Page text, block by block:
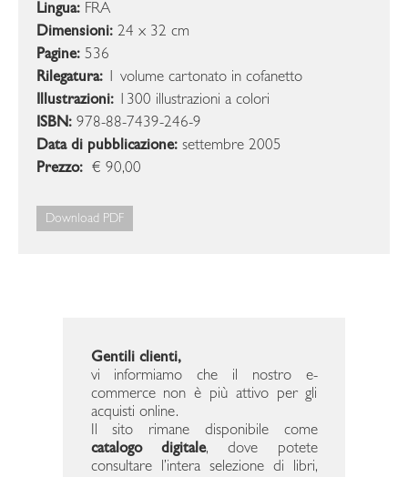
Lingua: FRA
Dimensioni: 24 x 32 cm
Pagine: 536
Rilegatura: 1 volume cartonato in cofanetto
Illustrazioni: 1300 illustrazioni a colori
ISBN: 978-88-7439-246-9
Data di pubblicazione: settembre 2005
Prezzo: € 90,00
Download PDF
Gentili clienti,
vi informiamo che il nostro e-
commerce non è più attivo per gli
acquisti online.
Il sito rimane disponibile come
catalogo digitale, dove potete
consultare l’intera selezione di libri,